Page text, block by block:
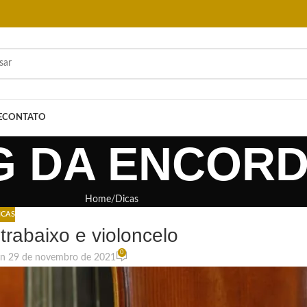
CONTATO
DA
Home Dicas
e violoncelo
29 de novembro de 2021
0